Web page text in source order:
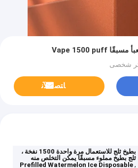
ﺎﺘﺼﻟ ﺍﻶﻧ
بطيخ ثلج للاستعمال مرة واحدة 1500 نفخة ،
ثلج بطيخ مملوء مسبقًا يمكن التخلص منه
,
Prefilled Watermelon Ice Disposable